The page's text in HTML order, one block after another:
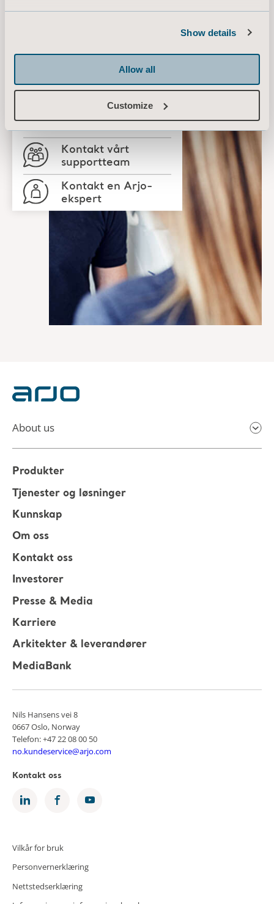
Show details
Allow all
Customize
Få et tilbud
Kontakt vårt
supportteam
Kontakt en Arjo-
ekspert
About us
Produkter
Tjenester og løsninger
Kunnskap
Om oss
Kontakt oss
Investorer
Presse & Media
Karriere
Arkitekter & leverandører
MediaBank
Nils Hansens vei 8
0667 Oslo, Norway
Telefon: +47 22 08 00 50
no.kundeservice@arjo.com
Kontakt oss
Vilkår for bruk
Personvernerklæring
Nettstedserklæring